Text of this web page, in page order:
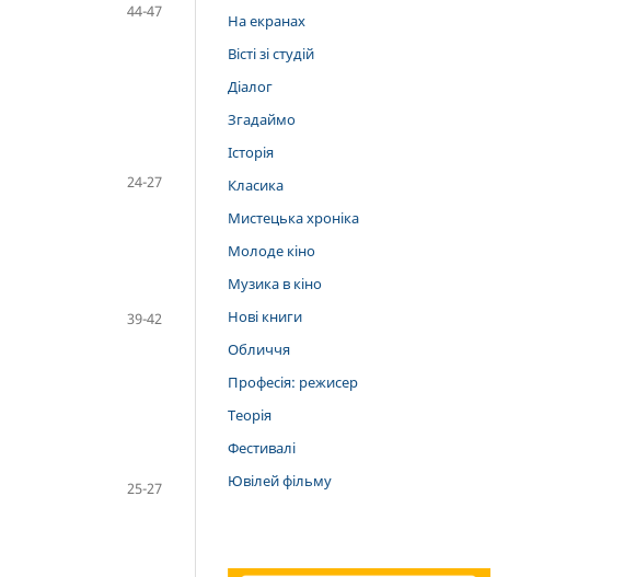
44-47
24-27
39-42
25-27
На екранах
Вісті зі студій
Діалог
Згадаймо
Історія
Класика
Мистецька хроніка
Молоде кіно
Музика в кіно
Нові книги
Обличчя
Професія: режисер
Теорія
Фестивалі
Ювілей фільму